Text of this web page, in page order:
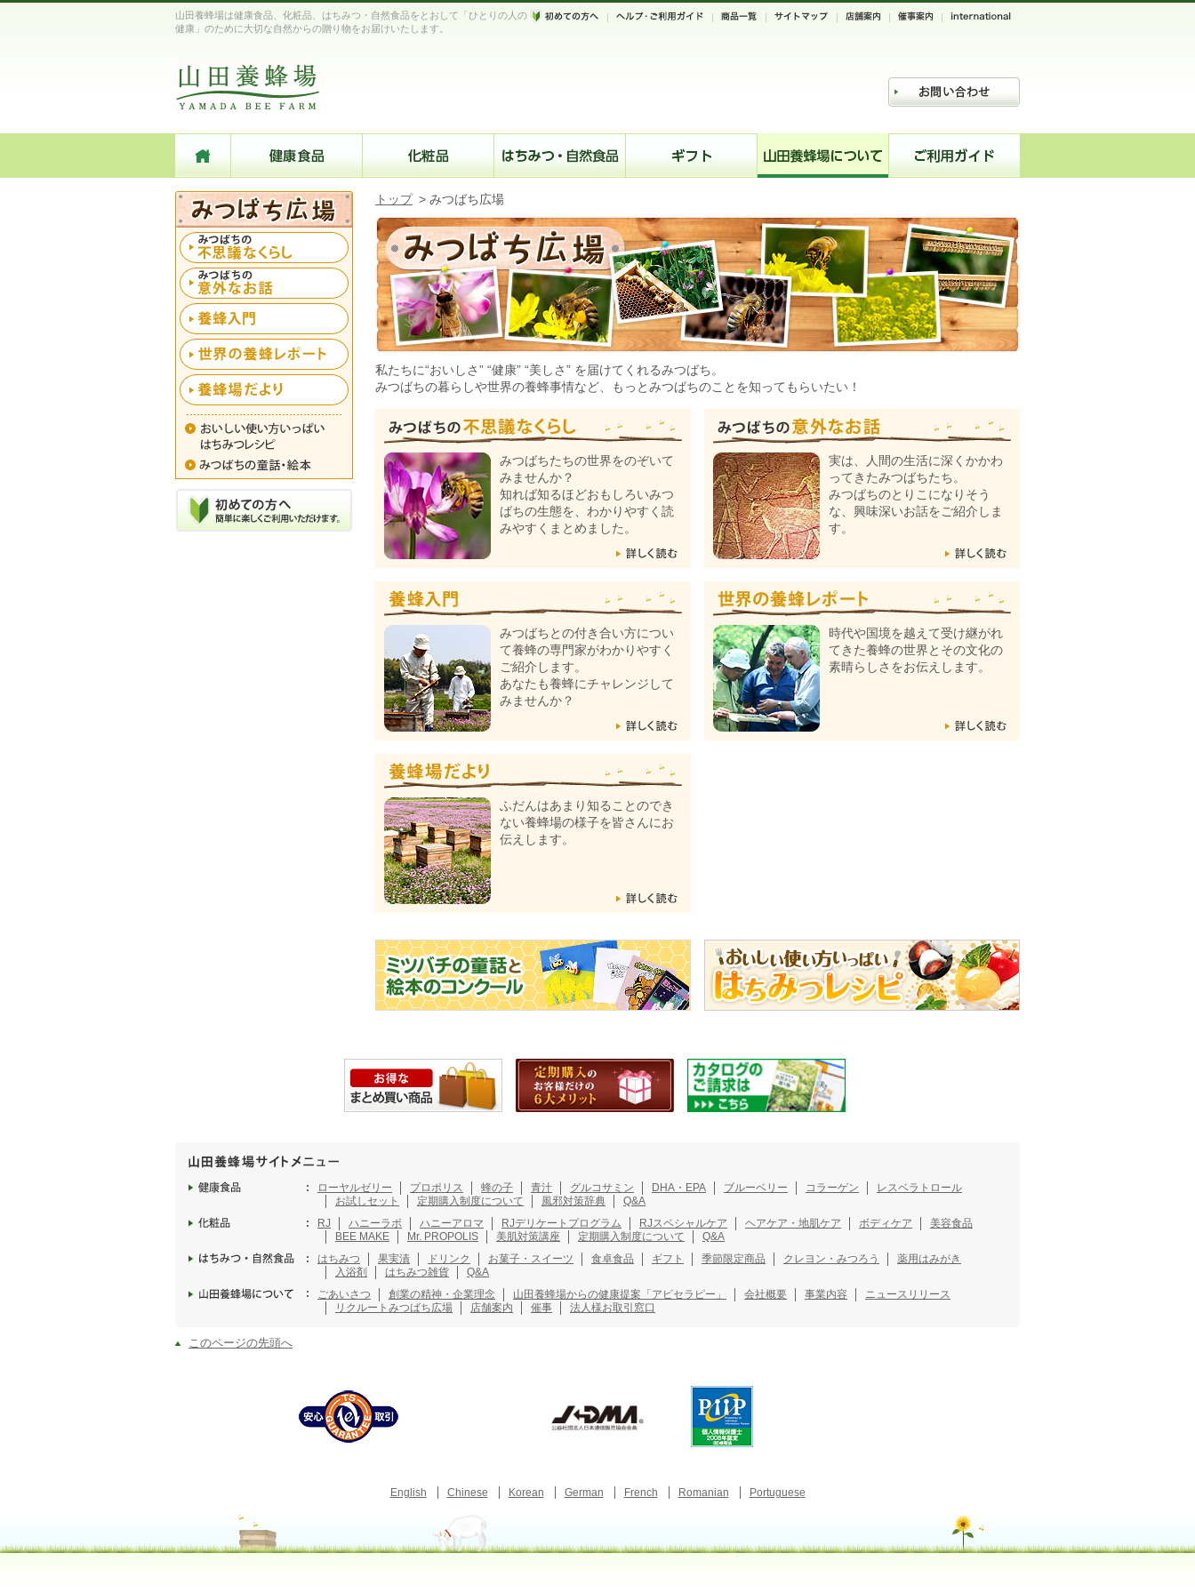
山田養蜂場は健康食品、化粧品、はちみつ・自然食品をとおして「ひとりの人の
健康」のために大切な自然からの贈り物をお届けいたします。
トップ > みつばち広場
私たちに“おいしさ” “健康” “美しさ” を届けてくれるみつばち。
みつばちの暮らしや世界の養蜂事情など、もっとみつばちのことを知ってもらいたい！
みつばちたちの世界をのぞいて
みませんか？
知れば知るほどおもしろいみつ
ばちの生態を、わかりやすく読
みやすくまとめました。
実は、人間の生活に深くかかわ
ってきたみつばちたち。
みつばちのとりこになりそう
な、興味深いお話をご紹介しま
す。
みつばちとの付き合い方につい
て養蜂の専門家がわかりやすく
ご紹介します。
あなたも養蜂にチャレンジして
みませんか？
時代や国境を越えて受け継がれ
てきた養蜂の世界とその文化の
素晴らしさをお伝えします。
ふだんはあまり知ることのでき
ない養蜂場の様子を皆さんにお
伝えします。
ローヤルゼリー プロポリス 蜂の子 青汁 グルコサミン DHA・EPA ブルーベリー コラーゲン
レスベラトロール
お試しセット
定期購入制度について 風邪対策辞典
Q&A
RJ
ハニーラボ ハニーアロマ RJデリケートプログラム RJスペシャルケア ヘアケア・地肌ケア ボディケア
美容食品
BEE MAKE
Mr. PROPOLIS 美肌対策講座 定期購入制度について
Q&A
はちみつ
果実漬 ドリンク お菓子・スイーツ 食卓食品 ギフト 季節限定商品 クレヨン・みつろう
薬用はみがき
入浴剤
はちみつ雑貨
Q&A
ごあいさつ
創業の精神・企業理念 山田養蜂場からの健康提案「アピセラピー」 会社概要 事業内容
ニュースリリース
リクルート みつばち広場 店舗案内 催事 法人様お取引窓口
このページの先頭へ
English Chinese Korean German French Romanian Portuguese